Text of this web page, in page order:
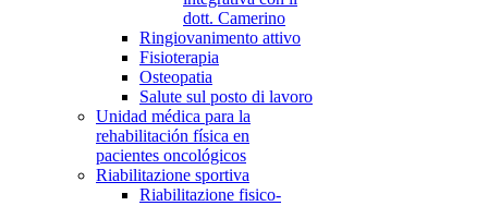
dott. Camerino
Ringiovanimento attivo
Fisioterapia
Osteopatia
Salute sul posto di lavoro
Unidad médica para la
rehabilitación física en
pacientes oncológicos
Riabilitazione sportiva
Riabilitazione fisico-